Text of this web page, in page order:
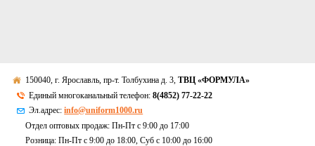
150040, г. Ярославль, пр-т. Толбухина д. 3,ТВЦ «ФОРМУЛА»
Единый многоканальный телефон:8(4852) 77-22-22
Эл.адрес:info@uniform1000.ru
Отдел оптовых продаж: Пн-Пт с 9:00 до 17:00
Розница: Пн-Пт с 9:00 до 18:00, Суб c 10:00 до 16:00